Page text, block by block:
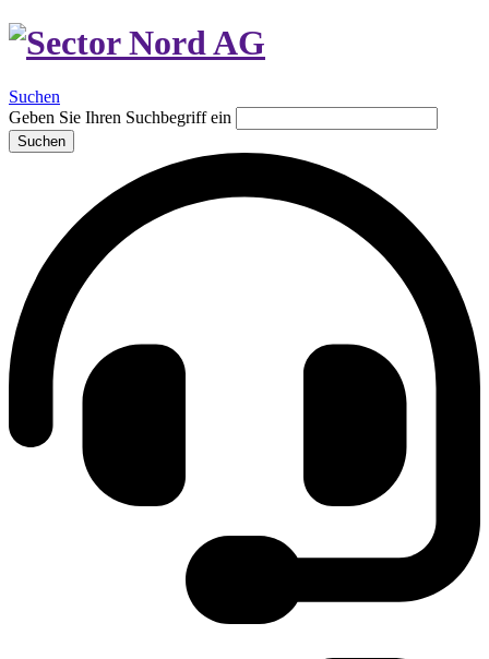
Suchen
Geben Sie Ihren Suchbegriff ein
Suchen